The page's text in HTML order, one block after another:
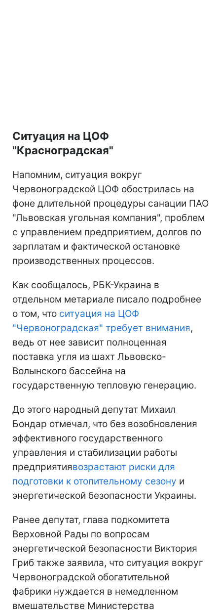
Ситуация на ЦОФ
"Красноградская"
Напомним, ситуация вокруг
Червоноградской ЦОФ обострилась на
фоне длительной процедуры санации ПАО
"Львовская угольная компания", проблем
с управлением предприятием, долгов по
зарплатам и фактической остановке
производственных процессов.
Как сообщалось, РБК-Украина в
отдельном метариале писало подробнее
о том, что ситуация на ЦОФ
"Червоноградская" требует внимания,
ведь от нее зависит полноценная
поставка угля из шахт Львовско-
Волынского бассейна на
государственную тепловую генерацию.
До этого народный депутат Михаил
Бондар отмечал, что без возобновления
эффективного государственного
управления и стабилизации работы
предприятиявозрастают риски для
подготовки к отопительному сезону и
энергетической безопасности Украины.
Ранее депутат, глава подкомитета
Верховной Рады по вопросам
энергетической безопасности Виктория
Гриб также заявила, что ситуация вокруг
Червоноградской обогатительной
фабрики нуждается в немедленном
вмешательстве Министерства